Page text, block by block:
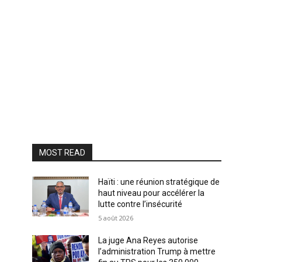
MOST READ
Haïti : une réunion stratégique de
haut niveau pour accélérer la
lutte contre l’insécurité
5 août 2026
La juge Ana Reyes autorise
l’administration Trump à mettre